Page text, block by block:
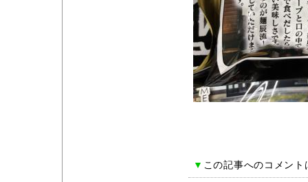
▼ この記事へのコメント